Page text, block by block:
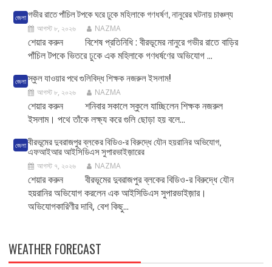
জেলা গভীর রাতে পাঁচিল টপকে ঘরে ঢুকে মহিলাকে গণধর্ষণ, নানুরের ঘটনায় চাঞ্চল্য
আগস্ট ৮, ২০২৬ NAZMA
শেয়ার করুন বিশেষ প্রতিনিধি : বীরভূমের নানুরে গভীর রাতে বাড়ির
পাঁচিল টপকে ভিতরে ঢুকে এক মহিলাকে গণধর্ষণের অভিযোগ ...
জেলা স্কুল যাওয়ার পথে গুলিবিদ্ধ শিক্ষক নজরুল ইসলাম!
আগস্ট ৮, ২০২৬ NAZMA
শেয়ার করুন শনিবার সকালে স্কুলে যাচ্ছিলেন শিক্ষক নজরুল
ইসলাম। পথে তাঁকে লক্ষ্য করে গুলি ছোড়া হয় বলে...
জেলা বীরভূমের দুবরাজপুর ব্লকের বিডিও-র বিরুদ্ধে যৌন হয়রানির অভিযোগ,
এফআইআর আইসিডিএস সুপারভাইজ়ারের
আগস্ট ৭, ২০২৬ NAZMA
শেয়ার করুন বীরভূমের দুবরাজপুর ব্লকের বিডিও-র বিরুদ্ধে যৌন
হয়রানির অভিযোগ করলেন এক আইসিডিএস সুপারভাইজ়ার।
অভিযোগকারিণীর দাবি, বেশ কিছু...
WEATHER FORECAST